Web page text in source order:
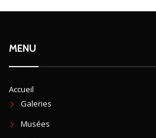
MENU
Accueil
Galeries
Musées